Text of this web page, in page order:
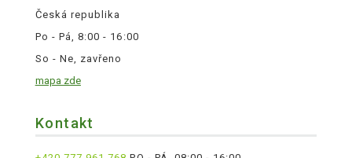
Česká republika
Po - Pá, 8:00 - 16:00
So - Ne, zavřeno
mapa zde
Kontakt